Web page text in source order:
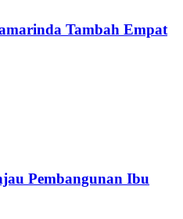
Tambah Empat
Pembangunan Ibu